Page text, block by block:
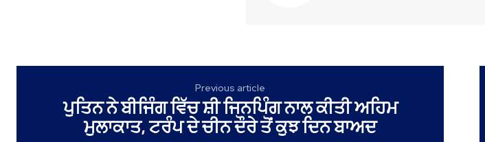
Previous article
ਪੁਤਿਨ ਨੇ ਬੀਜਿੰਗ ਵਿੱਚ ਸ਼ੀ ਜਿਨਪਿੰਗ ਨਾਲ ਕੀਤੀ ਅਹਿਮ
ਮੁਲਾਕਾਤ, ਟਰੰਪ ਦੇ ਚੀਨ ਦੌਰੇ ਤੋਂ ਕੁਝ ਦਿਨ ਬਾਅਦ